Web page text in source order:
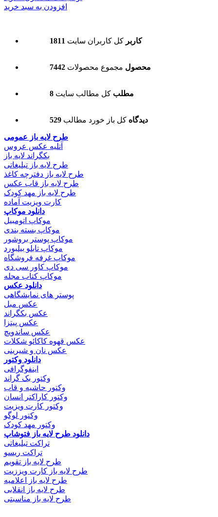
افزودن به سبد خرید
1811 کاربر کل کاربران سایت
7442 محصول مجموع محصولات
8 مطلب کل مطالب سایت
529 دیدگاه کل باز خورد مطالب
طرح لایه باز عمومی
آتلیه عکس عروس
بکگراند لایه باز
طرح لایه باز تبلیغاتی
طرح لایه باز دفترچه کاغذ
طرح لایه باز قاب عکس
طرح لایه باز مهد کودک
کارت ویزیت آماده
دانلود موکاپ
موکاپ اتومبیل
موکاپ بسته بندی
موکاپ پوستر بروشور
موکاپ تابلو بیلبورد
موکاپ غرفه فروشگاه
موکاپ کاور سی دی
موکاپ کتاب مجله
دانلود عکس
پوستر های نمایشگاهی
عکس مبل
عکس بکگراند
عکس پیتزا
عکس ساندویچ
عکس قهوه کاکائو شکلات
عکس نان و شیرینی
دانلود وکتور
اینفوگرافی
وکتور بک گراند
وکتور حاشیه و قاب
وکتور کاراکتر انسان
وکتور کارت ویزیت
وکتور لوگو
وکتور مهد کودک
دانلود طرح لایه باز فتوشاپ
تراکت تبلیغاتی
تراکت ریسو
طرح لایه باز تقویم
طرح لایه باز کارت ویززیت
طرح لایه باز اعلامیه
طرح لایه باز انقلابی
طرح لایه باز مناسبتی